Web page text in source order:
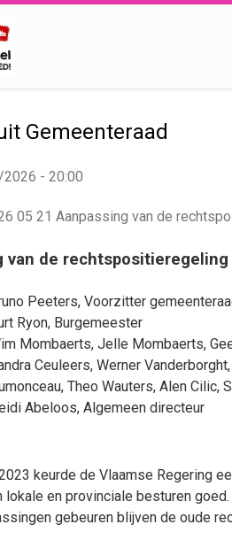
Gemeenteraad
- 20:00
05 21 Aanpassing van de
van de
Peeters, Voorzitter
Ryon, Burgemeester
Mombaerts, Jelle Mombaerts,
Ceuleers, Werner Vanderborght,
, Theo Wauters, Alen Cilic,
Abeloos, Algemeen directeur
keurde de Vlaamse Regering
lokale en provinciale besturen
gebeuren blijven de oude